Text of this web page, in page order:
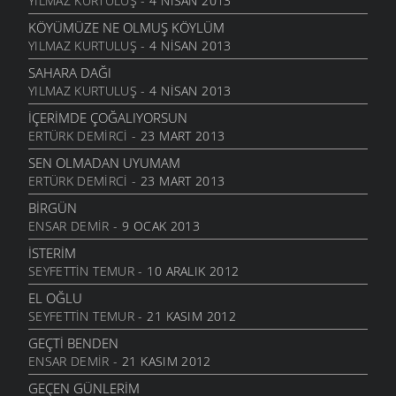
15 AĞUSTOS 2011
ALDIRMA GÜLÜM
13 AĞUSTOS 2011
BENDE VARIM
24 TEMMUZ 2011
SARI KIZ
16 TEMMUZ 2011
GELIN CANLAR
3 TEMMUZ 2011
ARTVINIM II
29 HAZIRAN 2011
İNANMIŞTIN
26 HAZIRAN 2011
MANILER
10 HAZIRAN 2011
SÜRDÜM ATIMI
3 HAZIRAN 2011
KÖYÜMÜZE NE OLMUŞ KÖYLÜM
YILMAZ KURTULUŞ - 4 NISAN 2013
SAHARA DAĞI
YILMAZ KURTULUŞ - 4 NISAN 2013
İÇERIMDE ÇOĞALIYORSUN
ERTÜRK DEMIRCI - 23 MART 2013
SEN OLMADAN UYUMAM
ERTÜRK DEMIRCI - 23 MART 2013
BIRGÜN
ENSAR DEMIR - 9 OCAK 2013
İSTERIM
SEYFETTIN TEMUR- 10 ARALIK 2012
EL OĞLU
SEYFETTIN TEMUR- 21 KASIM 2012
GEÇTI BENDEN
ENSAR DEMIR - 21 KASIM 2012
GEÇEN GÜNLERIM